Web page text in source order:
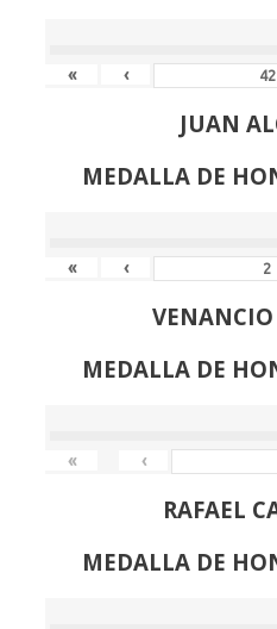
« ‹
JUAN
MEDALLA DE
« ‹
MEDALLA DE
« ‹
RAFAEL
MEDALLA DE